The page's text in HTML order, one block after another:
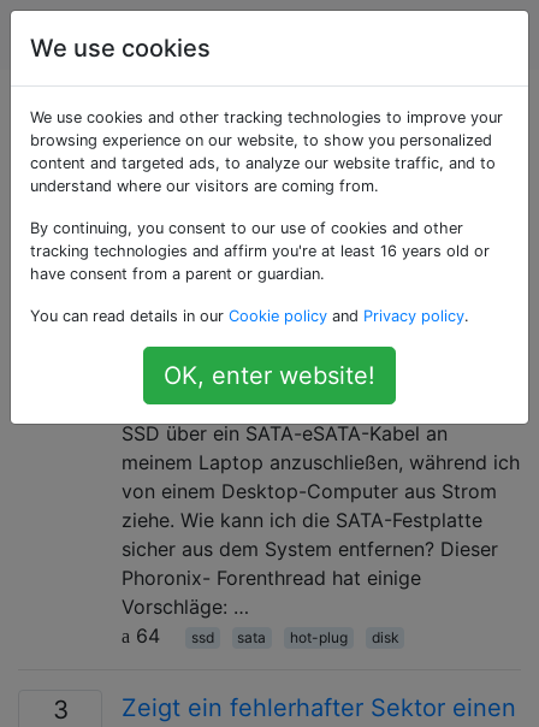
Unix & Linux
Als «sata» getaggte
Fragen
5
Wie kann ich eine SATA-Festplatte
sicher aus einem laufenden
System entfernen?
Manchmal muss ich eine Festplatte in einen
Festplattenschacht stecken. In anderen
Fällen habe ich das seltsame Problem, eine
SSD über ein SATA-eSATA-Kabel an
meinem Laptop anzuschließen, während ich
von einem Desktop-Computer aus Strom
ziehe. Wie kann ich die SATA-Festplatte
sicher aus dem System entfernen? Dieser
Phoronix- Forenthread hat einige
Vorschläge: …
64
ssd sata hot-plug disk
3
Zeigt ein fehlerhafter Sektor einen
We use cookies
We use cookies and other tracking technologies to improve your
browsing experience on our website, to show you personalized
content and targeted ads, to analyze our website traffic, and to
understand where our visitors are coming from.
By continuing, you consent to our use of cookies and other
tracking technologies and affirm you're at least 16 years old or
have consent from a parent or guardian.
You can read details in our Cookie policy and Privacy policy.
OK, enter website!